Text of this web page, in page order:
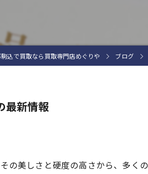
込で買取なら買取専門店めぐりや ブログ
最新情報
の美しさと硬度の高さから、多く